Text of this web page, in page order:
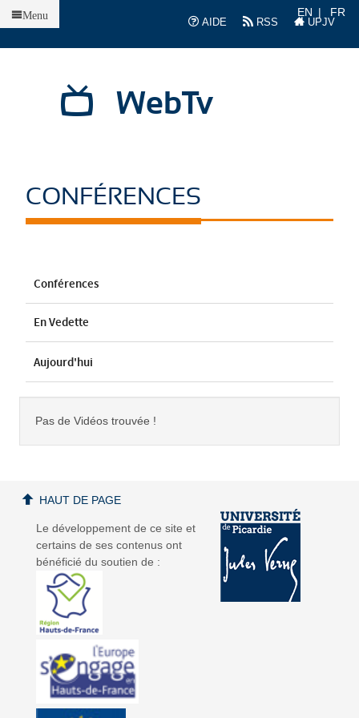
AIDE
RSS UPJV
EN FR
WebTv
Menu
CONFÉRENCES
Conférences
En Vedette
Aujourd'hui
Pas de Vidéos trouvée !
Le développement de ce site et
certains de ses contenus ont
bénéficié du soutien de :
HAUT DE PAGE